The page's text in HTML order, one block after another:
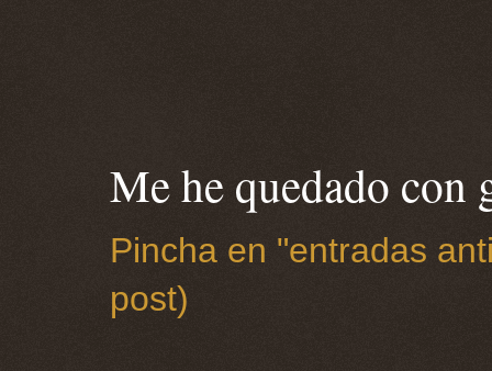
Me he quedado con
Pincha en "entradas
post)